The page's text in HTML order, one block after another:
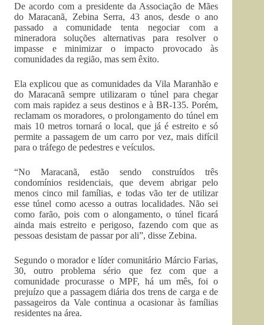
De acordo com a presidente da Associação de Mães
do Maracanã, Zebina Serra, 43 anos, desde o ano
passado a comunidade tenta negociar com a
mineradora soluções alternativas para resolver o
impasse e minimizar o impacto provocado às
comunidades da região, mas sem êxito.
Ela explicou que as comunidades da Vila Maranhão e
do Maracanã sempre utilizaram o túnel para chegar
com mais rapidez a seus destinos e à BR-135. Porém,
reclamam os moradores, o prolongamento do túnel em
mais 10 metros tornará o local, que já é estreito e só
permite a passagem de um carro por vez, mais difícil
para o tráfego de pedestres e veículos.
“No Maracanã, estão sendo construídos três
condomínios residenciais, que devem abrigar pelo
menos cinco mil famílias, e todas vão ter de utilizar
esse túnel como acesso a outras localidades. Não sei
como farão, pois com o alongamento, o túnel ficará
ainda mais estreito e perigoso, fazendo com que as
pessoas desistam de passar por ali”, disse Zebina.
Segundo o morador e líder comunitário Márcio Farias,
30, outro problema sério que fez com que a
comunidade procurasse o MPF, há um mês, foi o
prejuízo que a passagem diária dos trens de carga e de
passageiros da Vale continua a ocasionar às famílias
residentes na área.